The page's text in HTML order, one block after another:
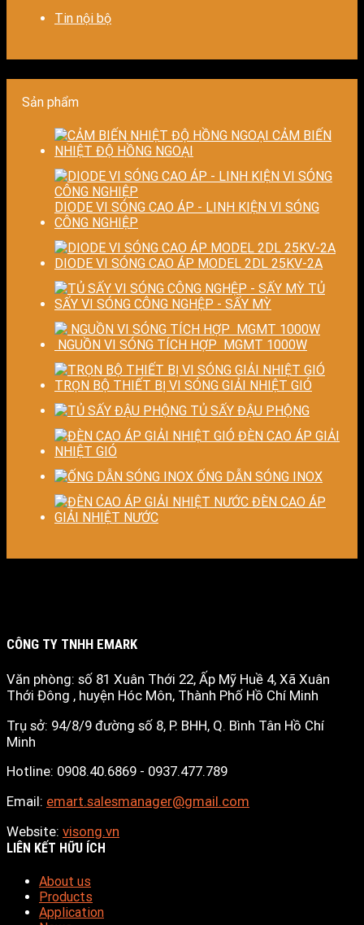
thànhsản
đại
năng
ổn
định
chất
lượng
sản
phẩm
và
Tin nội bộ
Sản phẩm
CẢM BIẾN
NHIỆT ĐỘ HỒNG NGOẠI
DIODE VI SÓNG CAO ÁP - LINH KIỆN VI SÓNG
CÔNG NGHIỆP
DIODE VI SÓNG CAO ÁP MODEL 2DL 25KV-2A
TỦ
SẤY VI SÓNG CÔNG NGHỆP - SẤY MỲ
NGUỒN VI SÓNG TÍCH HỢP MGMT 1000W
TRỌN BỘ THIẾT BỊ VI SÓNG GIẢI NHIỆT GIÓ
TỦ SẤY ĐẬU PHỘNG
ĐÈN CAO ÁP GIẢI
NHIỆT GIÓ
ỐNG DẪN SÓNG INOX
ĐÈN CAO ÁP
GIẢI NHIỆT NƯỚC
CÔNG TY TNHH EMARK
Văn phòng: số 81 Xuân Thới 22, Ấp Mỹ Huề 4, Xã Xuân
Thới Đông , huyện Hóc Môn, Thành Phố Hồ Chí Minh
Trụ sở: 94/8/9 đường số 8, P. BHH, Q. Bình Tân Hồ Chí
Minh
Hotline: 0908.40.6869 - 0937.477.789
Email: emart.salesmanager@gmail.com
Website: visong.vn
LIÊN KẾT HỮU ÍCH
About us
Products
Application